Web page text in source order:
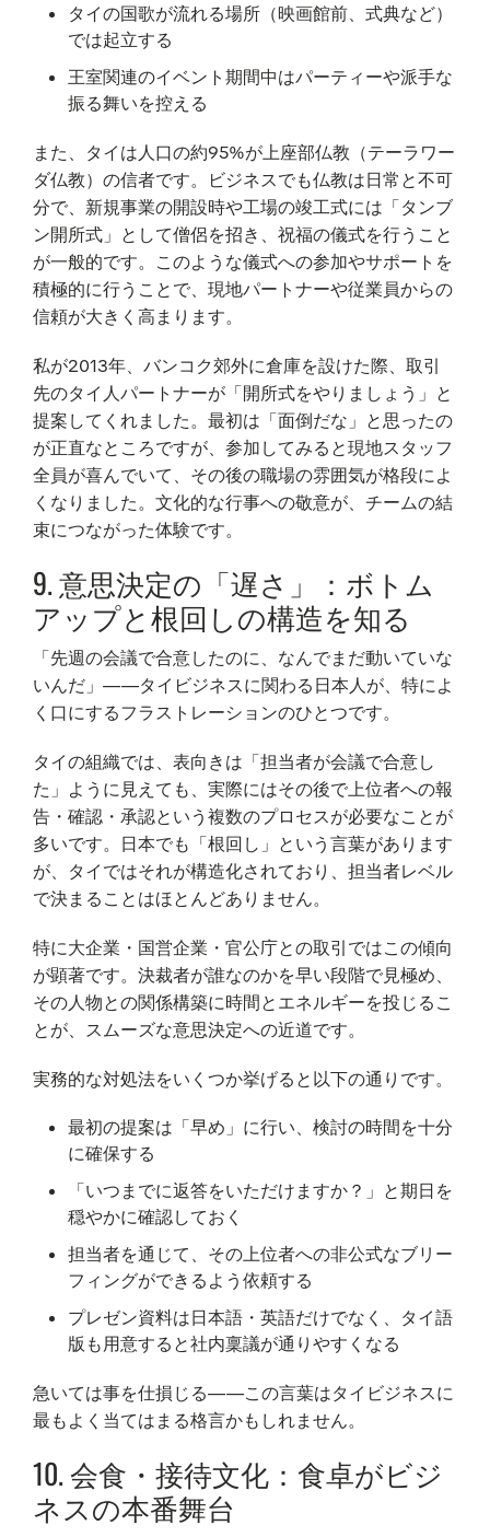
タイの国歌が流れる場所（映画館前、式典など）
では起立する
王室関連のイベント期間中はパーティーや派手な
振る舞いを控える
また、タイは人口の約95%が上座部仏教（テーラワー
ダ仏教）の信者です。ビジネスでも仏教は日常と不可
分で、新規事業の開設時や工場の竣工式には「タンブ
ン開所式」として僧侶を招き、祝福の儀式を行うこと
が一般的です。このような儀式への参加やサポートを
積極的に行うことで、現地パートナーや従業員からの
信頼が大きく高まります。
私が2013年、バンコク郊外に倉庫を設けた際、取引
先のタイ人パートナーが「開所式をやりましょう」と
提案してくれました。最初は「面倒だな」と思ったの
が正直なところですが、参加してみると現地スタッフ
全員が喜んでいて、その後の職場の雰囲気が格段によ
くなりました。文化的な行事への敬意が、チームの結
束につながった体験です。
9. 意思決定の「遅さ」：ボトム
アップと根回しの構造を知る
「先週の会議で合意したのに、なんでまだ動いていな
いんだ」——タイビジネスに関わる日本人が、特によ
く口にするフラストレーションのひとつです。
タイの組織では、表向きは「担当者が会議で合意し
た」ように見えても、実際にはその後で上位者への報
告・確認・承認という複数のプロセスが必要なことが
多いです。日本でも「根回し」という言葉があります
が、タイではそれが構造化されており、担当者レベル
で決まることはほとんどありません。
特に大企業・国営企業・官公庁との取引ではこの傾向
が顕著です。決裁者が誰なのかを早い段階で見極め、
その人物との関係構築に時間とエネルギーを投じるこ
とが、スムーズな意思決定への近道です。
実務的な対処法をいくつか挙げると以下の通りです。
最初の提案は「早め」に行い、検討の時間を十分
に確保する
「いつまでに返答をいただけますか？」と期日を
穏やかに確認しておく
担当者を通じて、その上位者への非公式なブリー
フィングができるよう依頼する
プレゼン資料は日本語・英語だけでなく、タイ語
版も用意すると社内稟議が通りやすくなる
急いては事を仕損じる——この言葉はタイビジネスに
最もよく当てはまる格言かもしれません。
10. 会食・接待文化：食卓がビジ
ネスの本番舞台